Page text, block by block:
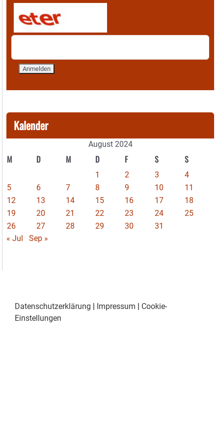
Kalender
August 2024
M D M D F S S
1 2 3
4
5
6 7 8 9 10
11
12
13 14 15 16 17
18
19
20 21 22 23 24
25
26
27 28 29 30
31
« Jul
Sep »
Datenschutzerklärung | Impressum | Cookie-
Einstellungen